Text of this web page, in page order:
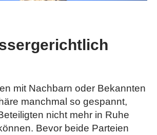
mit Nachbarn oder Bekannten
manchmal so gespannt,
nicht mehr in Ruhe
Bevor beide Parteien